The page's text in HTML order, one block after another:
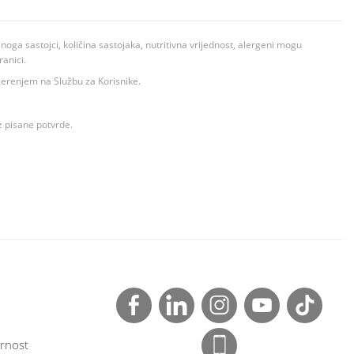
sastojci, količina sastojaka, nutritivna vrijednost, alergeni mogu
na Službu za Korisnike.
pisane potvrde.